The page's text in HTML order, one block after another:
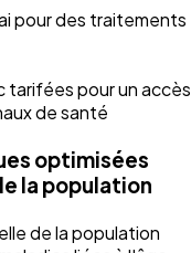
pour des traitements
tarifées pour un accès
de santé
optimisées
la population
de la population